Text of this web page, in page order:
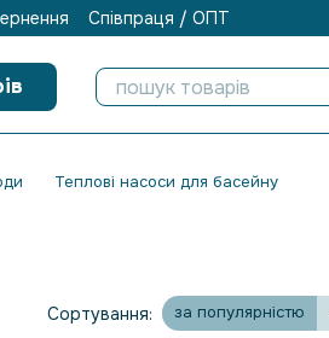
Співпраця / ОПТ
Теплові насоси для басейну
Сортування: за популярністю